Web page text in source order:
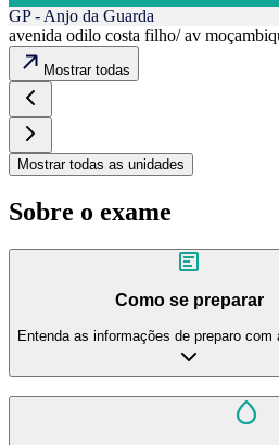
GP - Anjo da Guarda
avenida odilo costa filho/ av
Mostrar todas
Mostrar todas as unidades
Sobre o exame
Como se preparar
Entenda as informações de preparo com